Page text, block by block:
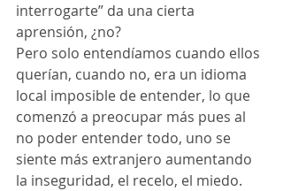
interrogarte” da una cierta
aprensión, ¿no?
Pero solo entendíamos cuando ellos
querían, cuando no, era un idioma
local imposible de entender, lo que
comenzó a preocupar más pues al
no poder entender todo, uno se
siente más extranjero aumentando
la inseguridad, el recelo, el miedo.